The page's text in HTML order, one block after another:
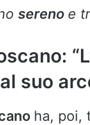
sereno e
suo
ha, poi,